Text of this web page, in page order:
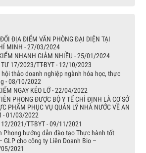
ĐỊA ĐIỂM VĂN PHÒNG ĐẠI DIỆN TẠI
MINH - 27/03/2024
NHANH GIẢM NHIỀU - 25/01/2024
TƯ 17/2023/TT-BYT - 12/10/2023
hội thảo doanh nghiệp ngành hóa học, thực
- 08/10/2022
NGAY KẺO LỠ - 22/04/2022
PHONG ĐƯỢC BỘ Y TẾ CHỈ ĐỊNH LÀ CƠ SỞ
PHẨM PHỤC VỤ QUẢN LÝ NHÀ NƯỚC VỀ AN
- 01/03/2022
2021/TT-BYT - 09/11/2021
Phong hướng dẫn đào tạo Thực hành tốt
GLP cho công ty Liên Doanh Bio –
2021